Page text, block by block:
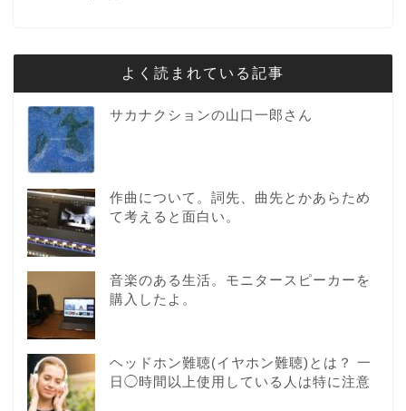
よく読まれている記事
サカナクションの山口一郎さん
作曲について。詞先、曲先とかあらため
て考えると面白い。
音楽のある生活。モニタースピーカーを
購入したよ。
ヘッドホン難聴(イヤホン難聴)とは？ 一
日◯時間以上使用している人は特に注意